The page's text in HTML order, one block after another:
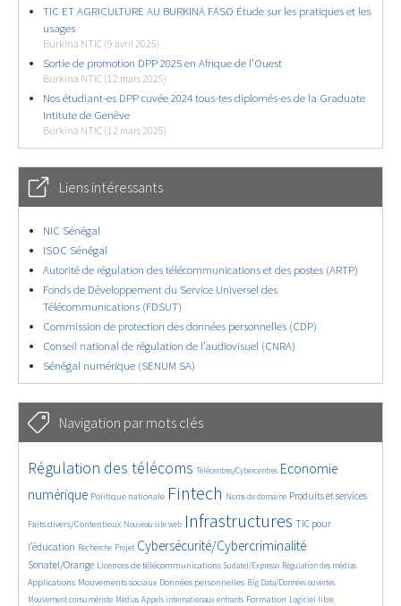
TIC ET AGRICULTURE AU BURKINA FASO Étude sur les pratiques et les
usages
Burkina NTIC (9 avril 2025)
Sortie de promotion DPP 2025 en Afrique de l’Ouest
Burkina NTIC (12 mars 2025)
Nos étudiant-es DPP cuvée 2024 tous-tes diplomés-es de la Graduate
Intitute de Genève
Burkina NTIC (12 mars 2025)
Liens intéressants
NIC Sénégal
ISOC Sénégal
Autorité de régulation des télécommunications et des postes (ARTP)
Fonds de Développement du Service Universel des
Télécommunications (FDSUT)
Commission de protection des données personnelles (CDP)
Conseil national de régulation de l’audiovisuel (CNRA)
Sénégal numérique (SENUM SA)
Navigation par mots clés
4541/5544
Régulation des télécoms
349/5544 Télécentres/Cybercentres
3587/5544
Economie
numérique
1813/5544
Politique nationale
5184/5544 Fintech
582/5544
Noms de domaine
2112/5544 Produits et services
1531/5544
Faits divers/Contentieux Nouveau site web Infrastructures TIC pour
l’éducation
188/5544 Recherche
244/5544 Projet
3793/5544 Cybersécurité/Cybercriminalité
2137/5544
Sonatel/Orange
1622/5544 Licences de télécommunications
282/5544 Sudatel/Expresso
1016/5544 Régulation des médias
1490/5544
Applications
1244/5544 Mouvements sociaux
1636/5544 Données personnelles
141/5544 Big Data/Données ouvertes
600/5544
Mouvement consumériste
363/5544 Médias
646/5544 Appels internationaux entrants
1686/5544 Formation
94/5544 Logiciel libre
2506/5544